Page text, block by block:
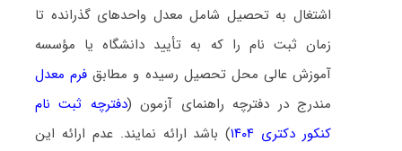
اشتغال به تحصیل شامل معدل واحدهای گذرانده تا
زمان ثبت نام را که به تأیید دانشگاه یا مؤسسه
آموزش عالی محل تحصیل رسیده و مطابقفرم معدل
مندرج در دفترچه راهنمای آزمون (دفترچه ثبت نام
کنکور دکتری ۱۴۰۴
) باشد ارائه نمایند.عدم ارائه این